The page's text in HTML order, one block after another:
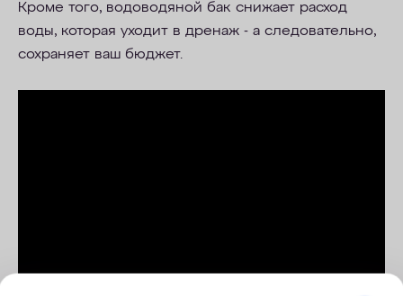
Кроме того, водоводяной бак снижает расход
воды, которая уходит в дренаж - а следовательно,
сохраняет ваш бюджет.